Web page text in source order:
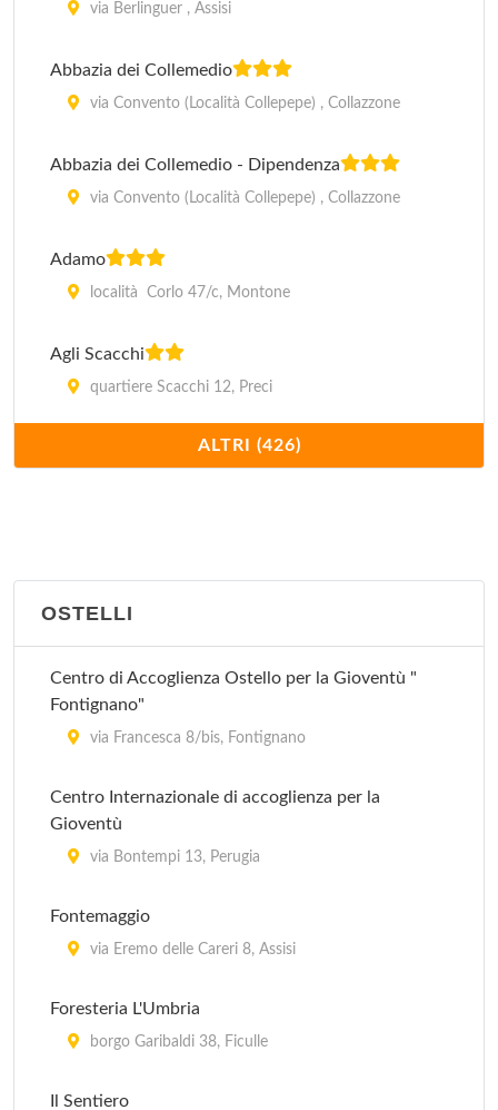
via Berlinguer , Assisi
Abbazia dei Collemedio
via Convento (Località Collepepe) , Collazzone
Abbazia dei Collemedio - Dipendenza
via Convento (Località Collepepe) , Collazzone
Adamo
località Corlo 47/c, Montone
Agli Scacchi
quartiere Scacchi 12, Preci
Al Poggio dei Papi - Villaggio Albergo
piazza Chiesa Nuova 6, Assisi
via della Concordia 22, Magione
Alla Corte del Sole Relais
Altavilla
via Mancinelli 2, Spello
Altavilla - Dipendenza
via Fontevecchia , Spello
ALTRI (426)
OSTELLI
Centro di Accoglienza Ostello per la Gioventù "
Fontignano"
via Francesca 8/bis, Fontignano
Centro Internazionale di accoglienza per la
Gioventù
via Bontempi 13, Perugia
Fontemaggio
via Eremo delle Careri 8, Assisi
Foresteria L'Umbria
borgo Garibaldi 38, Ficulle
Il Sentiero